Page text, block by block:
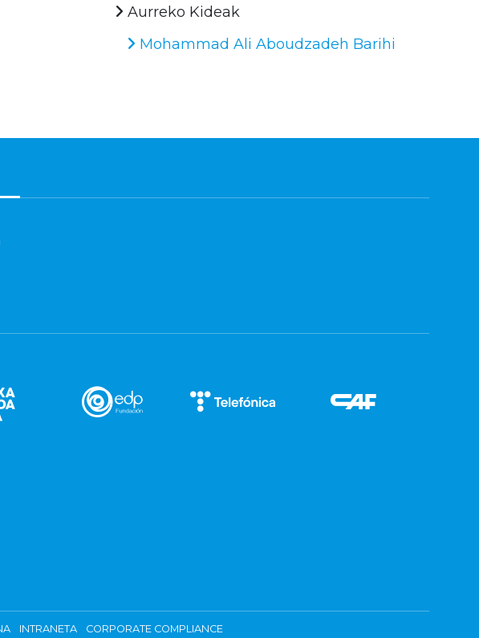
Aurreko Kideak
Mohammad Ali Aboudzadeh Barihi
INTRANETA CORPORATE COMPLIANCE